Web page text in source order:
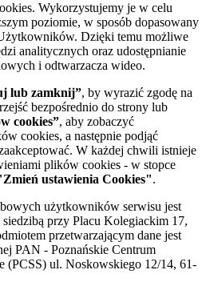
Wykorzystujemy je w celu
poziomie, w sposób dopasowany
Dzięki temu możliwe
analitycznych oraz udostępnianie
i odtwarzacza wideo.
lub zamknij”, by wyrazić zgodę na
bezpośrednio do strony lub
cookies”, aby zobaczyć
cookies, a następnie podjąć
W każdej chwili istnieje
plików cookies - w stopce
ustawienia Cookies".
użytkowników serwisu jest
przy Placu Kolegiackim 17,
przetwarzającym dane jest
PAN - Poznańskie Centrum
(PCSS) ul. Noskowskiego 12/14, 61-